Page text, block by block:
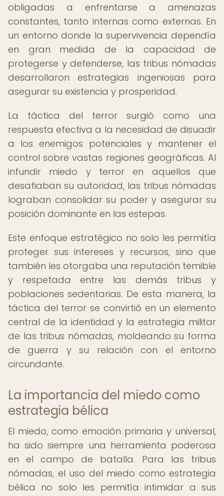
obligadas a enfrentarse a amenazas
constantes, tanto internas como externas. En
un entorno donde la supervivencia dependía
en gran medida de la capacidad de
protegerse y defenderse, las tribus nómadas
desarrollaron estrategias ingeniosas para
asegurar su existencia y prosperidad.
La táctica del terror surgió como una
respuesta efectiva a la necesidad de disuadir
a los enemigos potenciales y mantener el
control sobre vastas regiones geográficas. Al
infundir miedo y terror en aquellos que
desafiaban su autoridad, las tribus nómadas
lograban consolidar su poder y asegurar su
posición dominante en las estepas.
Este enfoque estratégico no solo les permitía
proteger sus intereses y recursos, sino que
también les otorgaba una reputación temible
y respetada entre las demás tribus y
poblaciones sedentarias. De esta manera, la
táctica del terror se convirtió en un elemento
central de la identidad y la estrategia militar
de las tribus nómadas, moldeando su forma
de guerra y su relación con el entorno
circundante.
La importancia del miedo como
estrategia bélica
El miedo, como emoción primaria y universal,
ha sido siempre una herramienta poderosa
en el campo de batalla. Para las tribus
nómadas, el uso del miedo como estrategia
bélica no solo les permitía intimidar a sus